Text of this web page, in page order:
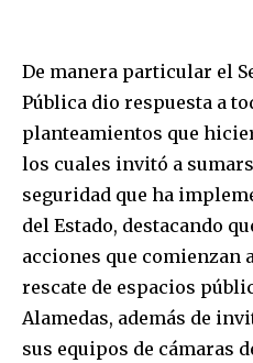
De manera particular el
Pública dio respuesta a
planteamientos que
los cuales invitó a
seguridad que ha
del Estado, destacando
acciones que comienzan
rescate de espacios
Alamedas, además de
sus equipos de cámaras